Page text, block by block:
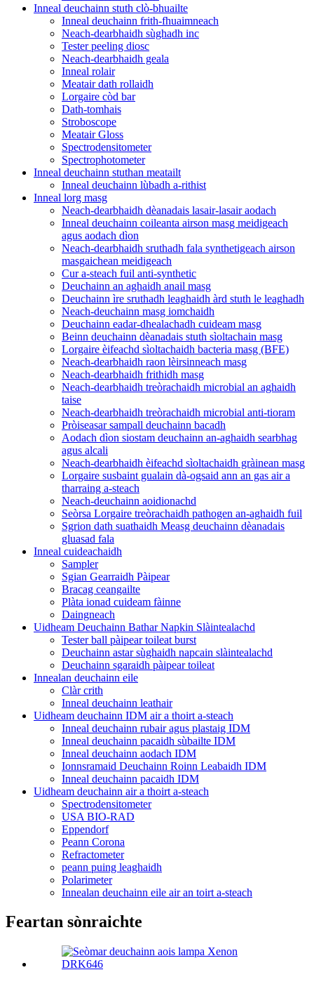
Inneal deuchainn stuth clò-bhuailte
Inneal deuchainn frith-fhuaimneach
Neach-dearbhaidh sùghadh inc
Tester peeling diosc
Neach-dearbhaidh geala
Inneal rolair
Meatair dath rollaidh
Lorgaire còd bar
Dath-tomhais
Stroboscope
Meatair Gloss
Spectrodensitometer
Spectrophotometer
Inneal deuchainn stuthan meatailt
Inneal deuchainn lùbadh a-rithist
Inneal lorg masg
Neach-dearbhaidh dèanadais lasair-lasair aodach
Inneal deuchainn coileanta airson masg meidigeach
agus aodach dìon
Neach-dearbhaidh sruthadh fala synthetigeach airson
masgaichean meidigeach
Cur a-steach fuil anti-synthetic
Deuchainn an aghaidh anail masg
Deuchainn ìre sruthadh leaghaidh àrd stuth le leaghadh
Neach-deuchainn masg iomchaidh
Deuchainn eadar-dhealachadh cuideam masg
Beinn deuchainn dèanadais stuth sìoltachain masg
Lorgaire èifeachd sìoltachaidh bacteria masg (BFE)
Neach-dearbhaidh raon lèirsinneach masg
Neach-dearbhaidh frithidh masg
Neach-dearbhaidh treòrachaidh microbial an aghaidh
taise
Neach-dearbhaidh treòrachaidh microbial anti-tioram
Pròiseasar sampall deuchainn bacadh
Aodach dìon siostam deuchainn an-aghaidh searbhag
agus alcali
Neach-dearbhaidh èifeachd sìoltachaidh gràinean masg
Lorgaire susbaint gualain dà-ogsaid ann an gas air a
tharraing a-steach
Neach-deuchainn aoidionachd
Seòrsa Lorgaire treòrachaidh pathogen an-aghaidh fuil
Sgrion dath suathaidh Measg deuchainn dèanadais
gluasad fala
Inneal cuideachaidh
Sampler
Sgian Gearraidh Pàipear
Bracag ceangailte
Plàta ionad cuideam fàinne
Daingneach
Uidheam Deuchainn Bathar Napkin Slàintealachd
Tester ball pàipear toileat burst
Deuchainn astar sùghaidh napcain slàintealachd
Deuchainn sgaraidh pàipear toileat
Innealan deuchainn eile
Clàr crith
Inneal deuchainn leathair
Uidheam deuchainn IDM air a thoirt a-steach
Inneal deuchainn rubair agus plastaig IDM
Inneal deuchainn pacaidh sùbailte IDM
Inneal deuchainn aodach IDM
Ionnsramaid Deuchainn Roinn Leabaidh IDM
Inneal deuchainn pacaidh IDM
Uidheam deuchainn air a thoirt a-steach
Spectrodensitometer
USA BIO-RAD
Eppendorf
Peann Corona
Refractometer
peann puing leaghaidh
Polarimeter
Innealan deuchainn eile air an toirt a-steach
Feartan sònraichte